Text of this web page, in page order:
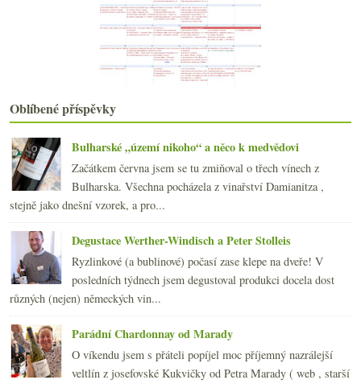
Vinná novoroční předsevzetí
Dvakrát bio cava od Llopart
J. Stávek Karmazín a Reserva od Marqués de Murrieta
Barbery od Boeri, kyperská Vamvakada a piemontské ...
Prestige bohémka, jurský crémant Pierre Richard a ...
►2018(240)
►2017(240)
►2016(250)
►2015(251)
2014 (254)
2013
2012(254)
►2011(252)
►2010(249)
► 2009 (249)
2008
►2007(108)
Oblíbené příspěvky
Bulharské „území nikoho“ a něco k medvědovi
Začátkem června jsem se tu zmiňoval o třech vínech z
Bulharska. Všechna pocházela z vinařství Damianitza ,
stejně jako dnešní vzorek, a pro...
Degustace Werther-Windisch a Peter Stolleis
Ryzlinkové (a bublinové) počasí zase klepe na dveře! V
posledních týdnech jsem degustoval produkci docela dost
různých (nejen) německých vin...
Parádní Chardonnay od Marady
O víkendu jsem s přáteli popíjel moc příjemný nazrálejší
veltlín z josefovské Kukvičky od Petra Marady ( web , starší